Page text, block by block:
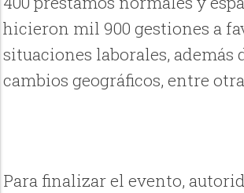
hicieron mil 900 gestiones a
situaciones laborales, además
cambios geográficos, entre
Para finalizar el evento,